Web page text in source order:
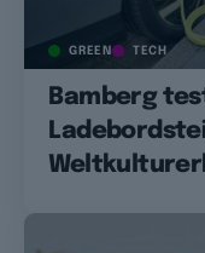
GREEN TECH
Bamberg